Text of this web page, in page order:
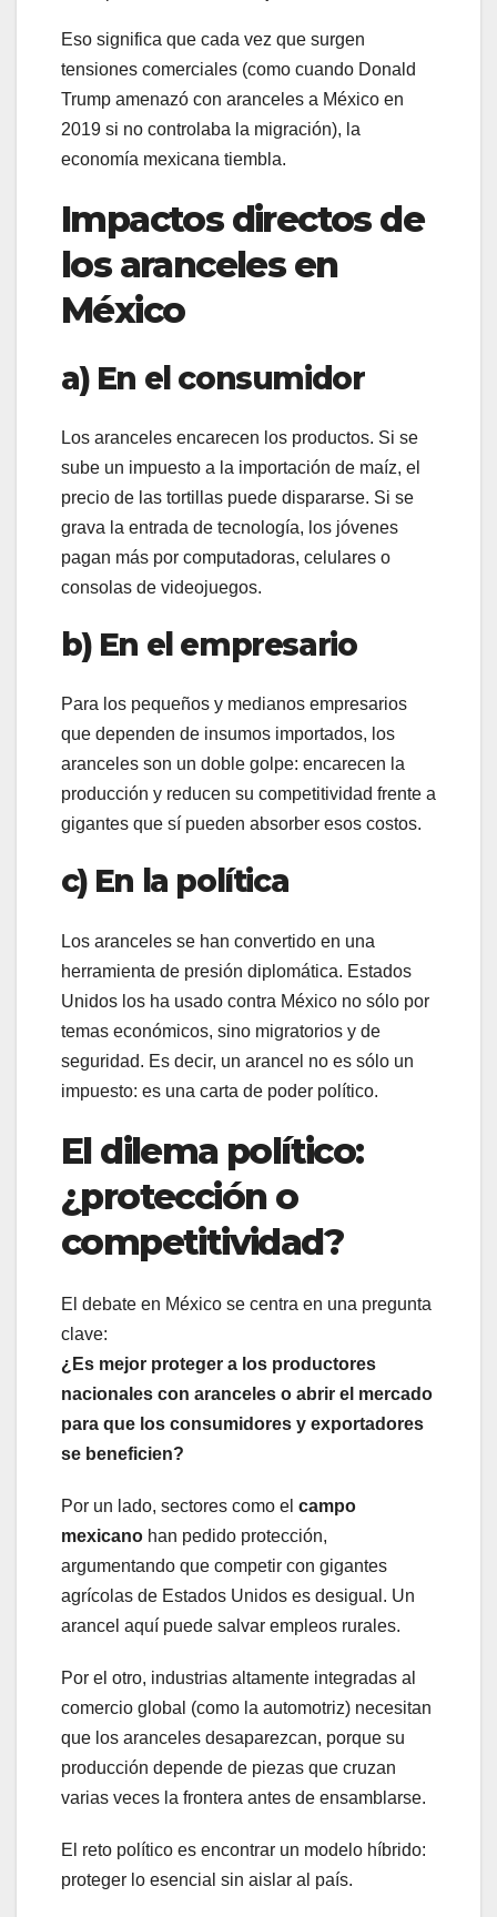
Eso significa que cada vez que surgen
tensiones comerciales (como cuando Donald
Trump amenazó con aranceles a México en
2019 si no controlaba la migración), la
economía mexicana tiembla.
Impactos directos de
los aranceles en
México
a) En el consumidor
Los aranceles encarecen los productos. Si se
sube un impuesto a la importación de maíz, el
precio de las tortillas puede dispararse. Si se
grava la entrada de tecnología, los jóvenes
pagan más por computadoras, celulares o
consolas de videojuegos.
b) En el empresario
Para los pequeños y medianos empresarios
que dependen de insumos importados, los
aranceles son un doble golpe: encarecen la
producción y reducen su competitividad frente a
gigantes que sí pueden absorber esos costos.
c) En la política
Los aranceles se han convertido en una
herramienta de presión diplomática. Estados
Unidos los ha usado contra México no sólo por
temas económicos, sino migratorios y de
seguridad. Es decir, un arancel no es sólo un
impuesto: es una carta de poder político.
El dilema político:
¿protección o
competitividad?
El debate en México se centra en una pregunta
clave:
¿Es mejor proteger a los productores
nacionales con aranceles o abrir el mercado
para que los consumidores y exportadores
se beneficien?
Por un lado, sectores como el campo
mexicano han pedido protección,
argumentando que competir con gigantes
agrícolas de Estados Unidos es desigual. Un
arancel aquí puede salvar empleos rurales.
Por el otro, industrias altamente integradas al
comercio global (como la automotriz) necesitan
que los aranceles desaparezcan, porque su
producción depende de piezas que cruzan
varias veces la frontera antes de ensamblarse.
El reto político es encontrar un modelo híbrido:
proteger lo esencial sin aislar al país.